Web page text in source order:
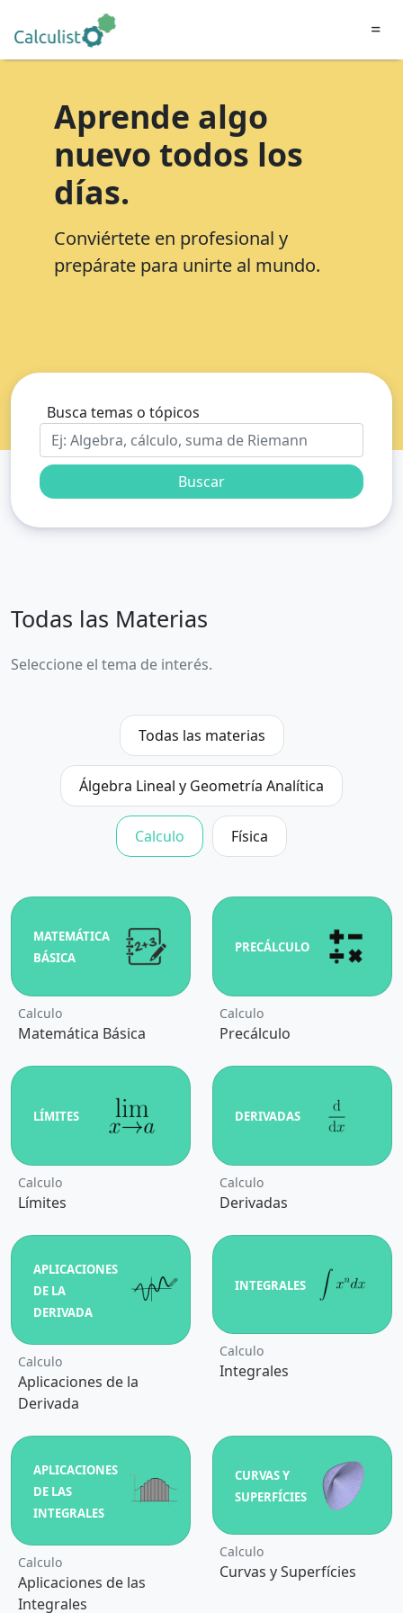
=
Aprende algo
nuevo todos los
días.
Conviértete en profesional y
prepárate para unirte al mundo.
Busca temas o tópicos
Buscar
Todas las Materias
Seleccione el tema de interés.
Todas las materias
Álgebra Lineal y Geometría Analítica
Calculo Física
MATEMÁTICA
BÁSICA
Calculo
Matemática Básica
PRECÁLCULO
Calculo
Precálculo
LÍMITES
Calculo
Límites
DERIVADAS
Calculo
Derivadas
APLICACIONES
DE LA
DERIVADA
Calculo
Aplicaciones de la
Derivada
INTEGRALES
Calculo
Integrales
APLICACIONES
DE LAS
INTEGRALES
Calculo
Aplicaciones de las
Integrales
CURVAS Y
SUPERFÍCIES
Calculo
Curvas y Superfícies